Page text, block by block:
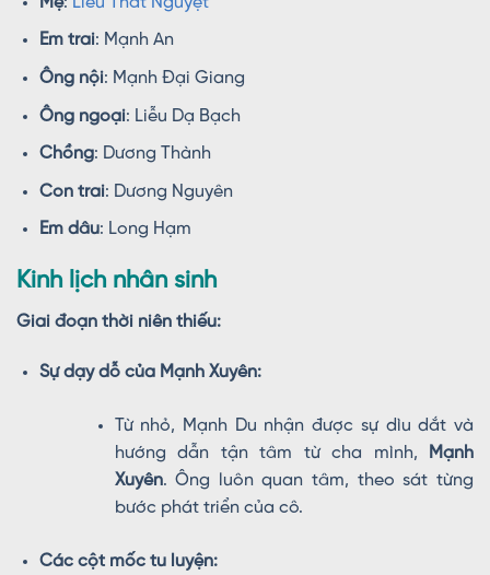
Em trai: Mạnh An
Ông nội: Mạnh Đại Giang
Ông ngoại: Liễu Dạ Bạch
Chồng: Dương Thành
Con trai: Dương Nguyên
Em dâu: Long Hạm
Kinh lịch nhân sinh
Giai đoạn thời niên thiếu:
Sự dạy dỗ của Mạnh Xuyên:
Từ nhỏ, Mạnh Du nhận được sự dìu dắt và
hướng dẫn tận tâm từ cha mình,
Mạnh
Xuyên. Ông luôn quan tâm, theo sát từng
bước phát triển của cô.
Các cột mốc tu luyện: